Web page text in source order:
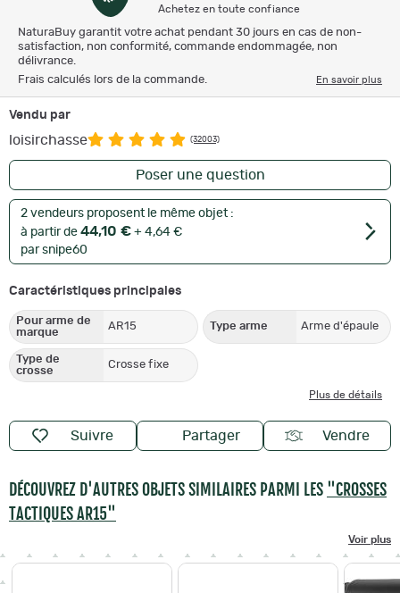
Achetez en toute confiance
NaturaBuy garantit votre achat pendant 30 jours en cas de non-
satisfaction, non conformité, commande endommagée, non
délivrance.
Frais calculés lors de la commande.
En savoir plus
Vendu par
loisirchasse (32003)
Poser une question
2 vendeurs proposent le même objet :
à partir de 44,10 € + 4,64 €
par snipe60
Caractéristiques principales
Pour arme de
marque
AR15 Type arme Arme d'épaule
Type de
crosse
Crosse fixe
Plus de détails
Suivre Partager Vendre
DÉCOUVREZ D'AUTRES OBJETS SIMILAIRES PARMI LES "CROSSES
TACTIQUES AR15"
Voir plus